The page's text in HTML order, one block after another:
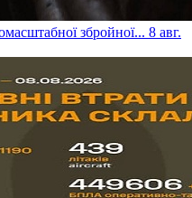
збройної... 8 авг.